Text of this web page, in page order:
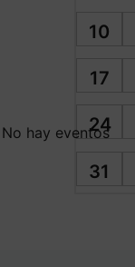
10
17
24
31
No hay eventos